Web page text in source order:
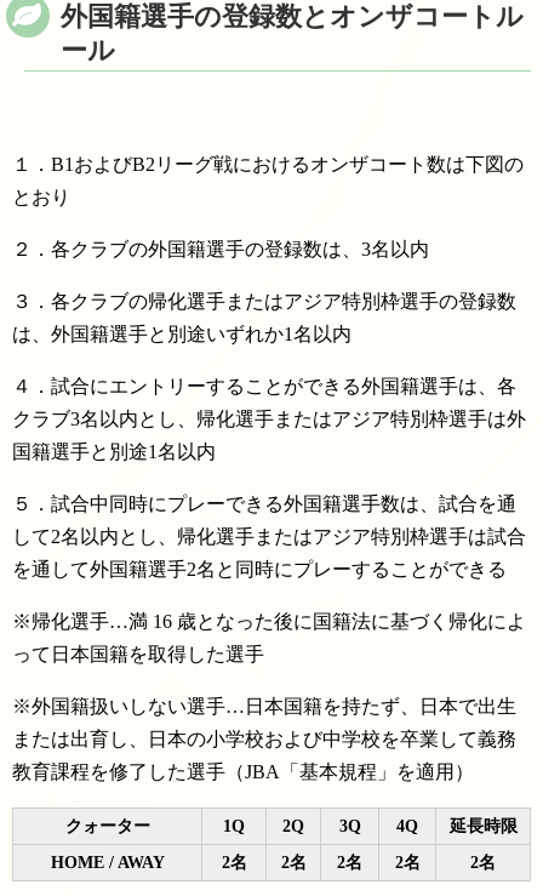
外国籍選手の登録数とオンザコートル
ール
１．B1およびB2リーグ戦におけるオンザコート数は下図の
とおり
２．各クラブの外国籍選手の登録数は、3名以内
３．各クラブの帰化選手またはアジア特別枠選手の登録数
は、外国籍選手と別途いずれか1名以内
４．試合にエントリーすることができる外国籍選手は、各
クラブ3名以内とし、帰化選手またはアジア特別枠選手は外
国籍選手と別途1名以内
５．試合中同時にプレーできる外国籍選手数は、試合を通
して2名以内とし、帰化選手またはアジア特別枠選手は試合
を通して外国籍選手2名と同時にプレーすることができる
※帰化選手…満 16 歳となった後に国籍法に基づく帰化によ
って日本国籍を取得した選手
※外国籍扱いしない選手…日本国籍を持たず、日本で出生
または出育し、日本の小学校および中学校を卒業して義務
教育課程を修了した選手（JBA「基本規程」を適用）
クォーター 1Q 2Q 3Q 4Q
延長時限
HOME / AWAY
2名 2名 2名 2名 2名